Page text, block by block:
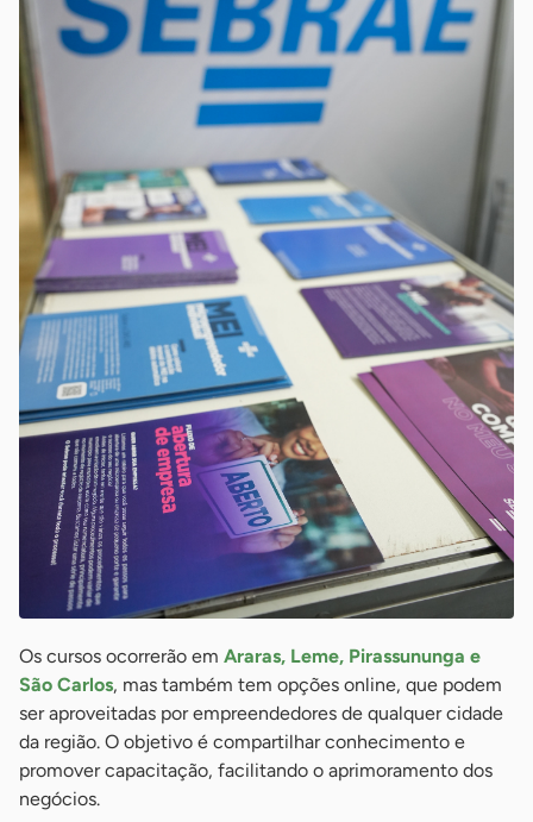
Os cursos ocorrerão em Araras, Leme, Pirassununga e
São Carlos, mas também tem opções online, que podem
ser aproveitadas por empreendedores de qualquer cidade
da região. O objetivo é compartilhar conhecimento e
promover capacitação, facilitando o aprimoramento dos
negócios.